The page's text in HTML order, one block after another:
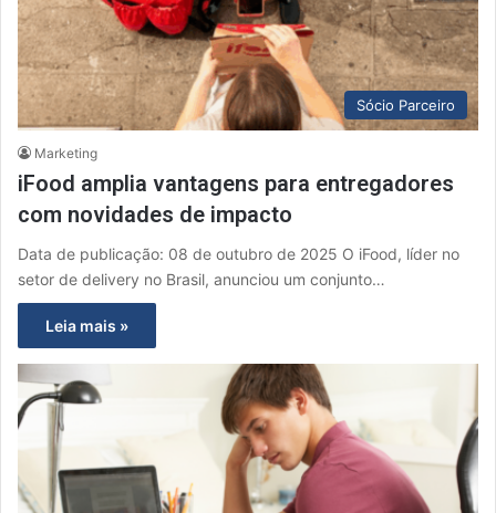
Sócio Parceiro
Marketing
iFood amplia vantagens para entregadores
com novidades de impacto
Data de publicação: 08 de outubro de 2025 O iFood, líder no
setor de delivery no Brasil, anunciou um conjunto…
Leia mais »